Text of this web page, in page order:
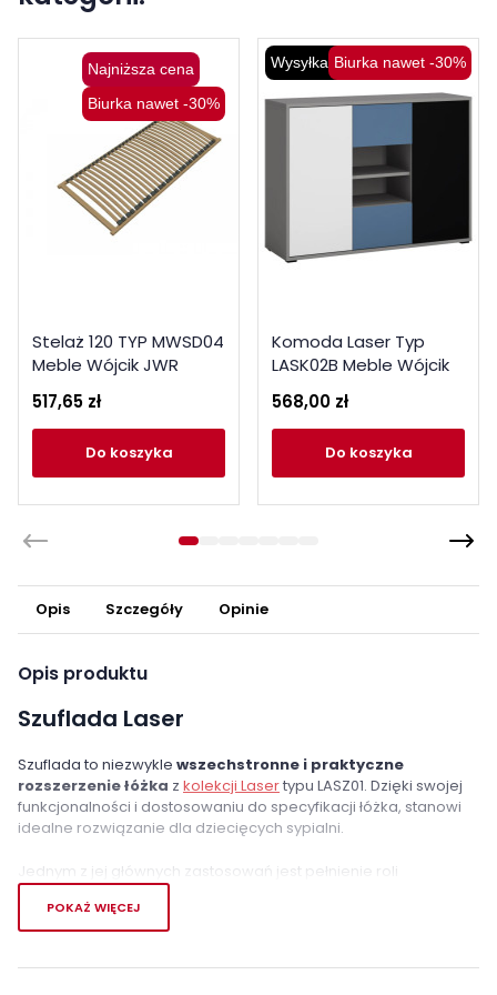
Najniższa cena
Biurka nawet -30%
Stelaż 120 TYP MWSD04
Meble Wójcik JWR
517,65 zł
do koszyka
Wysyłka 48HBiurka nawet -30%
Komoda Laser Typ
LASK02B Meble Wójcik
568,00 zł
do koszyka
Opis Szczegóły Opinie
Opis produktu
Szuflada Laser
Szuflada to niezwykle wszechstronne i praktyczne
rozszerzenie łóżka z kolekcji Lasertypu LASZ01. Dzięki swojej
funkcjonalności i dostosowaniu do specyfikacji łóżka, stanowi
idealne rozwiązanie dla dziecięcych sypialni.
Jednym z jej głównych zastosowań jest pełnienie roli
praktycznego schowka.
pozwala na porządkowe przechowywanie dziecięcych
zabawek, pościeli i ubrań. To doskonały sposób na utrzymanie
POKAŻ WIĘCEJ